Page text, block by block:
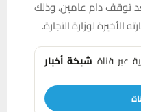
توقف دام عامين، وذلك
الأخيرة لوزارة التجارة.
عبر قناة شبكة أخبار